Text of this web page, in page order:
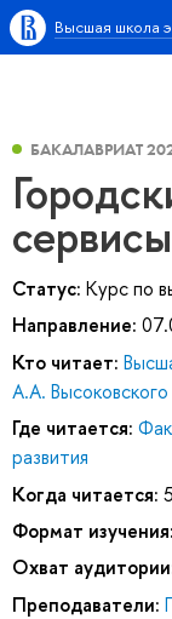
Высшая школа
БАКАЛАВРИАТ
сервисы
Статус: Курс по
Направление:
Кто читает:
А.А. Высоковского
Где читается:
развития
Когда читается:
Формат изучения:
Охват
Преподаватели: